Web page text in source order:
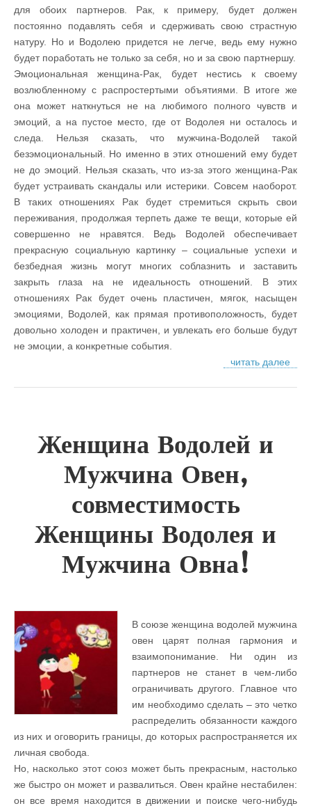
для обоих партнеров. Рак, к примеру, будет должен
постоянно подавлять себя и сдерживать свою страстную
натуру. Но и Водолею придется не легче, ведь ему нужно
будет поработать не только за себя, но и за свою партнершу.
Эмоциональная женщина-Рак, будет нестись к своему
возлюбленному с распростертыми объятиями. В итоге же
она может наткнуться не на любимого полного чувств и
эмоций, а на пустое место, где от Водолея ни осталось и
следа. Нельзя сказать, что мужчина-Водолей такой
безэмоциональный. Но именно в этих отношений ему будет
не до эмоций. Нельзя сказать, что из-за этого женщина-Рак
будет устраивать скандалы или истерики. Совсем наоборот.
В таких отношениях Рак будет стремиться скрыть свои
переживания, продолжая терпеть даже те вещи, которые ей
совершенно не нравятся. Ведь Водолей обеспечивает
прекрасную социальную картинку – социальные успехи и
безбедная жизнь могут многих соблазнить и заставить
закрыть глаза на не идеальность отношений. В этих
отношениях Рак будет очень пластичен, мягок, насыщен
эмоциями, Водолей, как прямая противоположность, будет
довольно холоден и практичен, и увлекать его больше будут
не эмоции, а конкретные события.
читать далее
Женщина Водолей и
Мужчина Овен,
совместимость
Женщины Водолея и
Мужчина Овна!
В союзе женщина водолей мужчина
овен царят полная гармония и
взаимопонимание. Ни один из
партнеров не станет в чем-либо
ограничивать другого. Главное что
им необходимо сделать – это четко
распределить обязанности каждого
из них и оговорить границы, до которых распространяется их
личная свобода.
Но, насколько этот союз может быть прекрасным, настолько
же быстро он может и развалиться. Овен крайне нестабилен:
он все время находится в движении и поиске чего-нибудь